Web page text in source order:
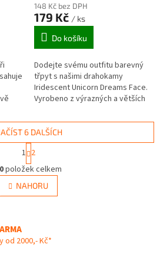
148 Kč bez DPH
179 Kč / ks
Do košíku
Dodejte svému outfitu barevný
třpyt s našimi drahokamy
Iridescent Unicorn Dreams Face.
Vyrobeno z výrazných a větších
křišťálových kamínků a...
O
v
l
á
í
6 DALŠÍCH
S
t
r
á
n
k
n
í
1 2
položek celkem
NAHORU
od 2000,- Kč*